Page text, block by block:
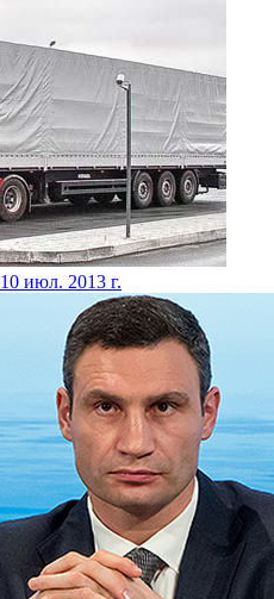
10 июл. 2013 г.